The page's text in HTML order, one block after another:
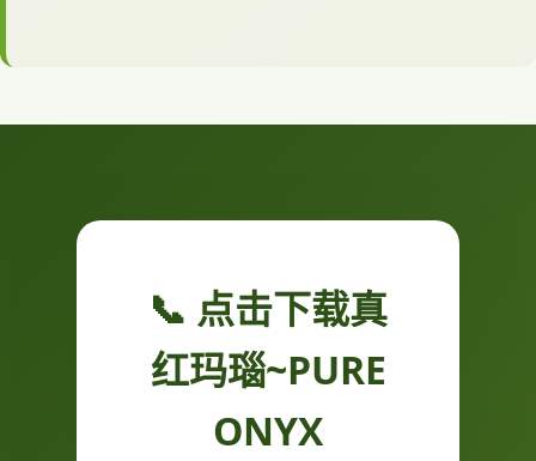
📞 点击下载真
红玛瑙~PURE
ONYX